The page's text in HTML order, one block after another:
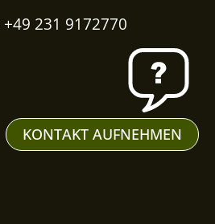
231 9172770
KONTAKT AUFNEHMEN